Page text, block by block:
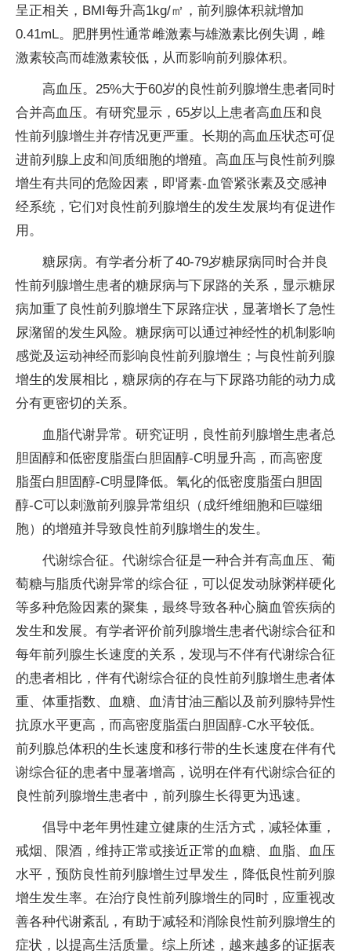
呈正相关，BMI每升高1kg/㎡，前列腺体积就增加
0.41mL。肥胖男性通常雌激素与雄激素比例失调，雌
激素较高而雄激素较低，从而影响前列腺体积。
高血压。25%大于60岁的良性前列腺增生患者同时
合并高血压。有研究显示，65岁以上患者高血压和良
性前列腺增生并存情况更严重。长期的高血压状态可促
进前列腺上皮和间质细胞的增殖。高血压与良性前列腺
增生有共同的危险因素，即肾素-血管紧张素及交感神
经系统，它们对良性前列腺增生的发生发展均有促进作
用。
糖尿病。有学者分析了40-79岁糖尿病同时合并良
性前列腺增生患者的糖尿病与下尿路的关系，显示糖尿
病加重了良性前列腺增生下尿路症状，显著增长了急性
尿潴留的发生风险。糖尿病可以通过神经性的机制影响
感觉及运动神经而影响良性前列腺增生；与良性前列腺
增生的发展相比，糖尿病的存在与下尿路功能的动力成
分有更密切的关系。
血脂代谢异常。研究证明，良性前列腺增生患者总
胆固醇和低密度脂蛋白胆固醇-C明显升高，而高密度
脂蛋白胆固醇-C明显降低。氧化的低密度脂蛋白胆固
醇-C可以刺激前列腺异常组织（成纤维细胞和巨噬细
胞）的增殖并导致良性前列腺增生的发生。
代谢综合征。代谢综合征是一种合并有高血压、葡
萄糖与脂质代谢异常的综合征，可以促发动脉粥样硬化
等多种危险因素的聚集，最终导致各种心脑血管疾病的
发生和发展。有学者评价前列腺增生患者代谢综合征和
每年前列腺生长速度的关系，发现与不伴有代谢综合征
的患者相比，伴有代谢综合征的良性前列腺增生患者体
重、体重指数、血糖、血清甘油三酯以及前列腺特异性
抗原水平更高，而高密度脂蛋白胆固醇-C水平较低。
前列腺总体积的生长速度和移行带的生长速度在伴有代
谢综合征的患者中显著增高，说明在伴有代谢综合征的
良性前列腺增生患者中，前列腺生长得更为迅速。
倡导中老年男性建立健康的生活方式，减轻体重，
戒烟、限酒，维持正常或接近正常的血糖、血脂、血压
水平，预防良性前列腺增生过早发生，降低良性前列腺
增生发生率。在治疗良性前列腺增生的同时，应重视改
善各种代谢紊乱，有助于减轻和消除良性前列腺增生的
症状，以提高生活质量。综上所述，越来越多的证据表